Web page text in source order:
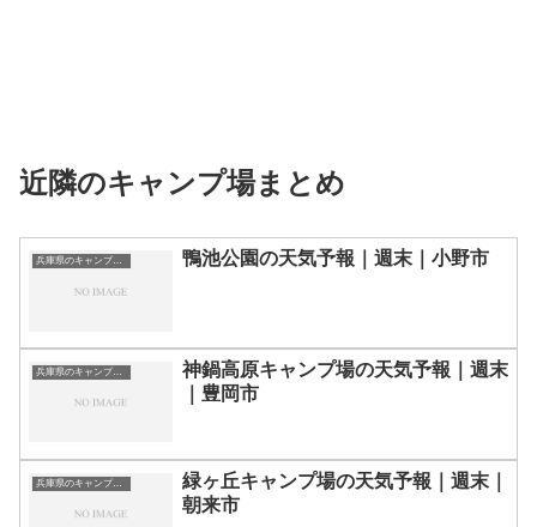
近隣のキャンプ場まとめ
兵庫県のキャンプ場一覧 鴨池公園の天気予報｜週末｜小野市
兵庫県のキャンプ場一覧
神鍋高原キャンプ場の天気予報｜週末
｜豊岡市
兵庫県のキャンプ場一覧
緑ヶ丘キャンプ場の天気予報｜週末｜
朝来市